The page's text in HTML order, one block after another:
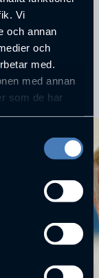
Vi
och annan
och
med.
med annan
som de har